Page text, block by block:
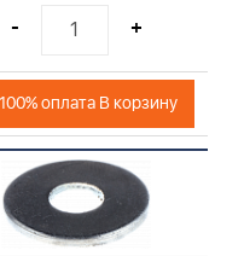
- +
оплата В корзину